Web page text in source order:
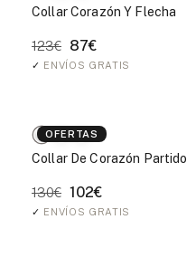
Collar Corazón Y Flecha
123€ 87€
✓ ENVÍOS GRATIS
OFERTAS
Collar De Corazón Partido
130€ 102€
✓ ENVÍOS GRATIS